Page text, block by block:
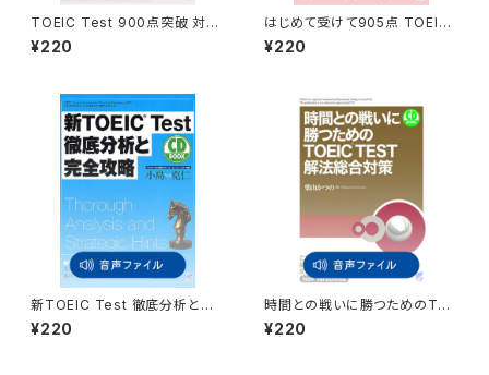
TOEIC Test 900点突破 対策
と問題 付属音声
¥220
はじめて受けて905点 TOEIC
Test ボクの短期集中勉強法
付属音声
¥220
新TOEIC Test 徹底分析と完
全攻略 付属音声
¥220
時間との戦いに勝つためのTOE
IC TEST解法総合対策 付属
音声
¥220